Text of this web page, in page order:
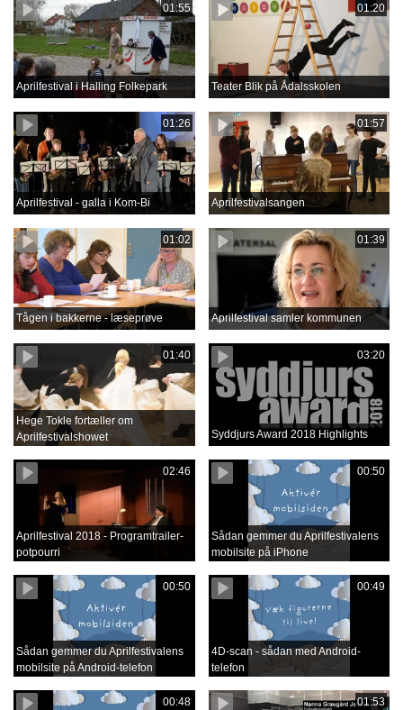
01:55
Aprilfestival i Halling Folkepark
01:20
Teater Blik på Ådalsskolen
01:26
Aprilfestival - galla i Kom-Bi
01:57
Aprilfestivalsangen
01:02
Tågen i bakkerne - læseprøve
01:39
Aprilfestival samler kommunen
01:40
Hege Tokle fortæller om
Aprilfestivalshowet
03:20
Syddjurs Award 2018 Highlights
02:46
Aprilfestival 2018 - Programtrailer-
potpourri
00:50
Sådan gemmer du Aprilfestivalens
mobilsite på iPhone
00:50
Sådan gemmer du Aprilfestivalens
mobilsite på Android-telefon
00:49
4D-scan - sådan med Android-
telefon
00:48 01:53